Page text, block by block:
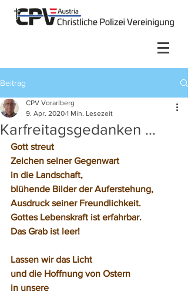
Beitrag
Karfreitagsgedanken ...
CPV Vorarlberg
9. Apr. 2020 1 Min. Lesezeit
Gott streut
Zeichen seiner Gegenwart
in die Landschaft,
blühende Bilder der Auferstehung,
Ausdruck seiner Freundlichkeit.
Gottes Lebenskraft ist erfahrbar.
Das Grab ist leer!
Lassen wir das Licht
und die Hoffnung von Ostern
in unsere